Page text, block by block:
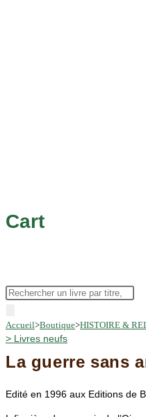
Cart
Recherche
produits
Accueil>Boutique>HISTOIRE &
> Livres neufs
La guerre sans
Edité en 1996 aux Editions de